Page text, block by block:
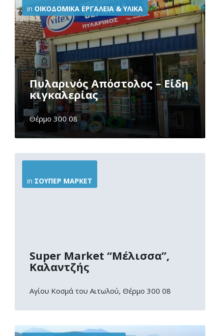
Πυλαρινός Απόστολος – Είδη
κιγκαλερίας
Θέρμο 300 08
in ΟΙΚΟΔΟΜΙΚΆ ΕΡΓΑΛΕΊΑ & ΥΛΙΚΆ
Super Market “Μέλισσα”,
Καλαντζής
Αγίου Κοσμά του Αιτωλού, Θέρμο 300 08
in ΣΟΎΠΕΡ ΜΆΡΚΕΤ
More
More